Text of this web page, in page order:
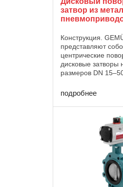
затвор из
Конструкция.
представляют
центрические
дисковые затворы
размеров DN
изготавливаются
нержавеющей
качестве
подробнее